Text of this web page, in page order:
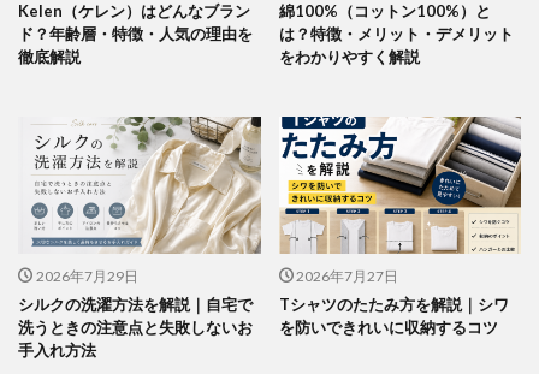
Kelen（ケレン）はどんなブラン
ド？年齢層・特徴・人気の理由を
徹底解説
綿100%（コットン100%）と
は？特徴・メリット・デメリット
をわかりやすく解説
2026年7月29日
シルクの洗濯方法を解説｜自宅で
洗うときの注意点と失敗しないお
手入れ方法
2026年7月27日
Tシャツのたたみ方を解説｜シワ
を防いできれいに収納するコツ